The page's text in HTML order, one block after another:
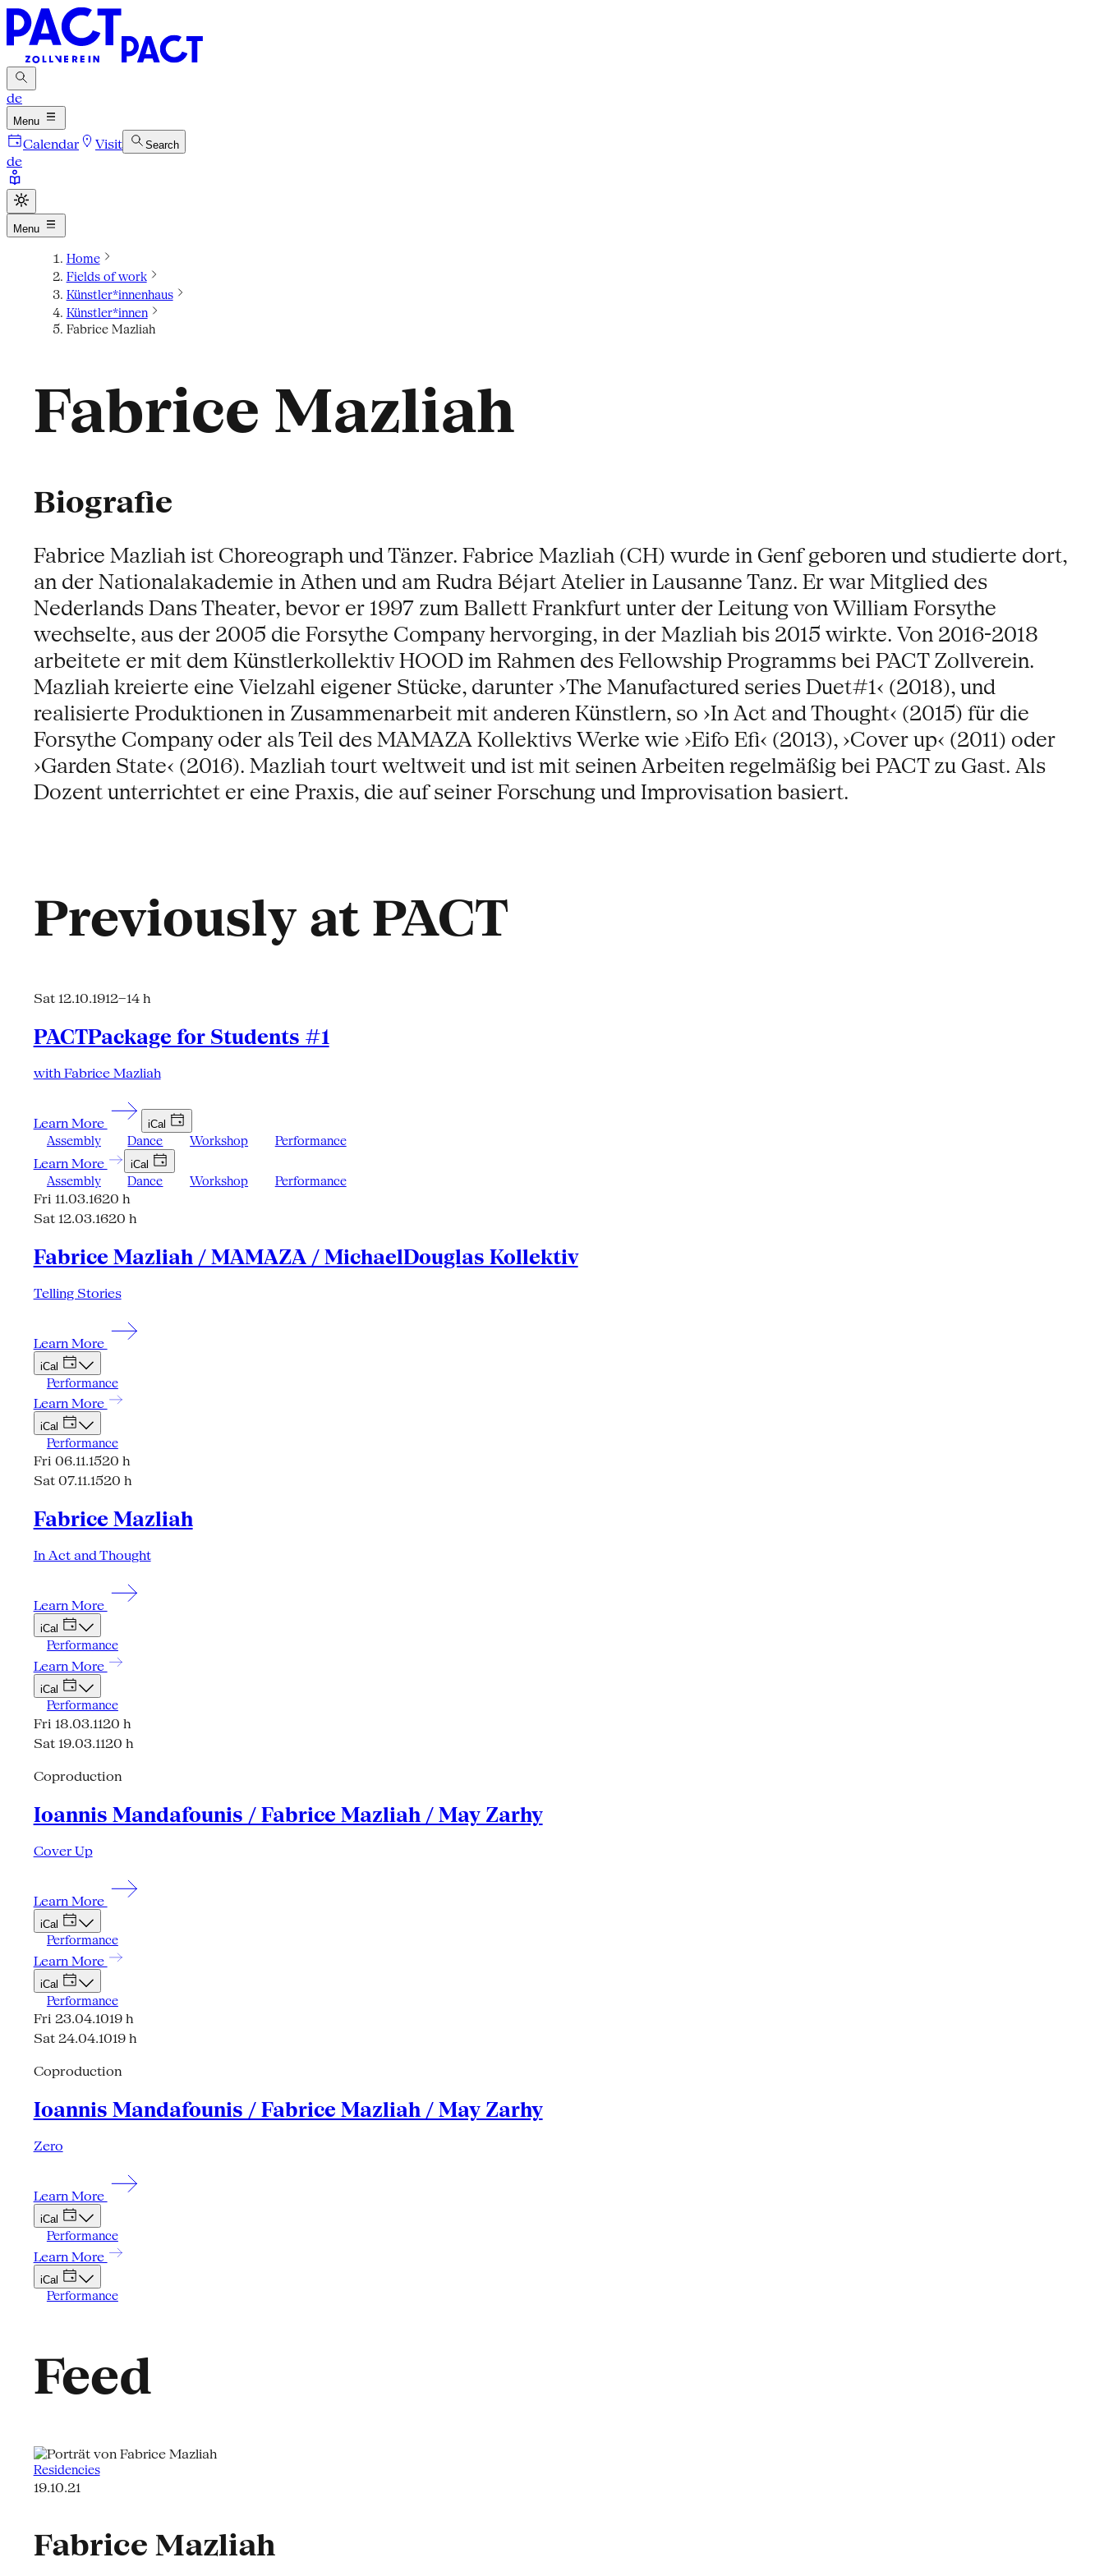
de
Menu
Calendar Visit Search
de
Menu
Home
Fields of work
Künstler*innenhaus
Künstler*innen
Fabrice Mazliah
Fabrice Mazliah
Biografie
Fabrice Mazliah ist Choreograph und Tänzer. Fabrice Mazliah (CH) wurde in Genf geboren und studierte dort,
an der Nationalakademie in Athen und am Rudra Béjart Atelier in Lausanne Tanz. Er war Mitglied des
Nederlands Dans Theater, bevor er 1997 zum Ballett Frankfurt unter der Leitung von William Forsythe
wechselte, aus der 2005 die Forsythe Company hervorging, in der Mazliah bis 2015 wirkte. Von 2016-2018
arbeitete er mit dem Künstlerkollektiv HOOD im Rahmen des Fellowship Programms bei PACT Zollverein.
Mazliah kreierte eine Vielzahl eigener Stücke, darunter ›The Manufactured series Duet#1‹ (2018), und
realisierte Produktionen in Zusammenarbeit mit anderen Künstlern, so ›In Act and Thought‹ (2015) für die
Forsythe Company oder als Teil des MAMAZA Kollektivs Werke wie ›Eifo Efi‹ (2013), ›Cover up‹ (2011) oder
›Garden State‹ (2016). Mazliah tourt weltweit und ist mit seinen Arbeiten regelmäßig bei PACT zu Gast. Als
Dozent unterrichtet er eine Praxis, die auf seiner Forschung und Improvisation basiert.
Previously at PACT
Sat 12.10.1912–14 h
PACTPackage for Students #1
with Fabrice Mazliah
Learn More iCal
Assembly Dance Workshop Performance
Learn More iCal
Assembly Dance Workshop Performance
Fri 11.03.1620 h
Sat 12.03.1620 h
Fabrice Mazliah / MAMAZA / MichaelDouglas Kollektiv
Telling Stories
Learn More
iCal
Performance
Learn More
iCal
Performance
Fri 06.11.1520 h
Sat 07.11.1520 h
Fabrice Mazliah
In Act and Thought
Learn More
iCal
Performance
Learn More
iCal
Performance
Fri 18.03.1120 h
Sat 19.03.1120 h
Coproduction
Ioannis Mandafounis / Fabrice Mazliah / May Zarhy
Cover Up
Learn More
iCal
Performance
Learn More
iCal
Performance
Fri 23.04.1019 h
Sat 24.04.1019 h
Coproduction
Ioannis Mandafounis / Fabrice Mazliah / May Zarhy
Zero
Learn More
iCal
Performance
Learn More
iCal
Performance
Feed
Residencies
19.10.21
Fabrice Mazliah